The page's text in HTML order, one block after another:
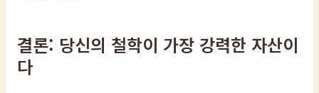
결론: 당신의 철학이 가장 강력한 자산이
다